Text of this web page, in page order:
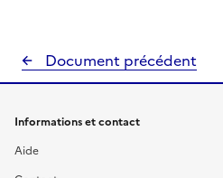
Document précédent
Informations et contact
Aide